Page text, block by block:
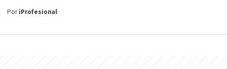
PoriProfesional